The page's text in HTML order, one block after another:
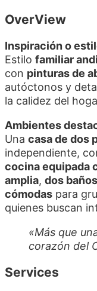
OverView
Inspiración o
Estilo familiar
con pinturas de
autóctonos y
la calidez del
Ambientes
Una casa de dos
independiente,
cocina equipada
amplia, dos
cómodas para
quienes buscan
«Más que
corazón del
Services